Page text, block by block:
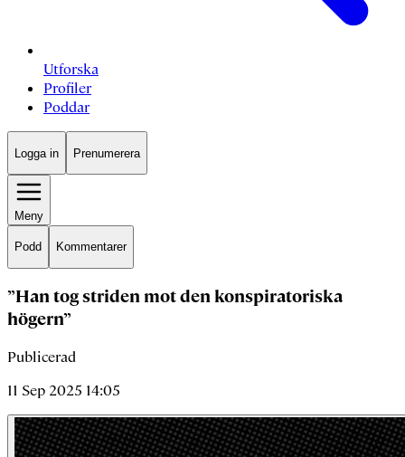
Utforska
Profiler
Poddar
Logga in Prenumerera
Meny
Podd Kommentarer
”Han tog striden mot den konspiratoriska
högern”
Publicerad
11 Sep 2025 14:05